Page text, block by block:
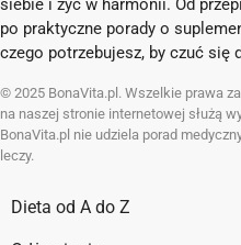
siebie i żyć w harmonii. Od
po praktyczne porady o
czego potrzebujesz, by czuć się
© 2025 BonaVita.pl. Wszelkie prawa
na naszej stronie internetowej służą
BonaVita.pl nie udziela porad
leczy.
Dieta od A do Z